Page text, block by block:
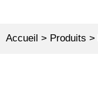
Accueil > Produits >